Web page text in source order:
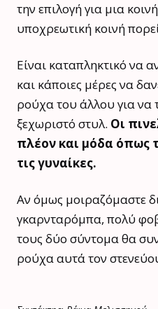
την επιλογή για μια
υποχρεωτική κοινή
Είναι καταπληκτικό να
και κάποιες μέρες να
ρούχα του άλλου για να
ξεχωριστό στυλ. Οι
πλέον και μόδα όπως
τις γυναίκες.
Αν όμως μοιραζόμαστε
γκαρνταρόμπα, πολύ
τους δύο σύντομα θα
ρούχα αυτά τον